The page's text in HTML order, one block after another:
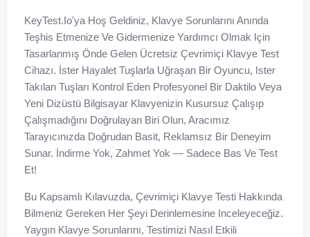
KeyTest.io'ya Hoş Geldiniz, Klavye Sorunlarını Anında
Teşhis Etmenize Ve Gidermenize Yardımcı Olmak Için
Tasarlanmış Önde Gelen Ücretsiz Çevrimiçi Klavye Test
Cihazı. İster Hayalet Tuşlarla Uğraşan Bir Oyuncu, Ister
Takılan Tuşları Kontrol Eden Profesyonel Bir Daktilo Veya
Yeni Dizüstü Bilgisayar Klavyenizin Kusursuz Çalışıp
Çalışmadığını Doğrulayan Biri Olun, Aracımız
Tarayıcınızda Doğrudan Basit, Reklamsız Bir Deneyim
Sunar. İndirme Yok, Zahmet Yok — Sadece Bas Ve Test
Et!
Bu Kapsamlı Kılavuzda, Çevrimiçi Klavye Testi Hakkında
Bilmeniz Gereken Her Şeyi Derinlemesine Inceleyeceğiz.
Yaygın Klavye Sorunlarını, Testimizi Nasıl Etkili